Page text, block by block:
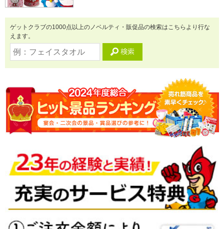
ゲットクラブの1000点以上のノベルティ・販促品の検索はこちらより行な
えます。